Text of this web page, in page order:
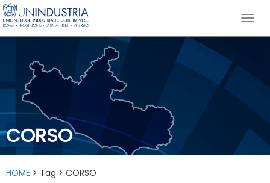
CORSO
HOME > Tag > CORSO